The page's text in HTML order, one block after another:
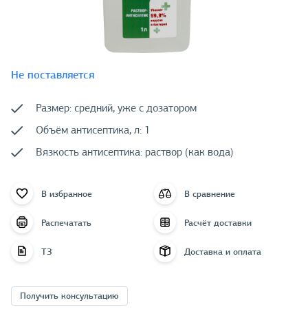
Не поставляется
Размер: средний, уже с дозатором
Объём антисептика, л: 1
Вязкость антисептика: раствор (как вода)
В избранное В сравнение
Распечатать Расчёт доставки
ТЗ Доставка и оплата
Получить консультацию